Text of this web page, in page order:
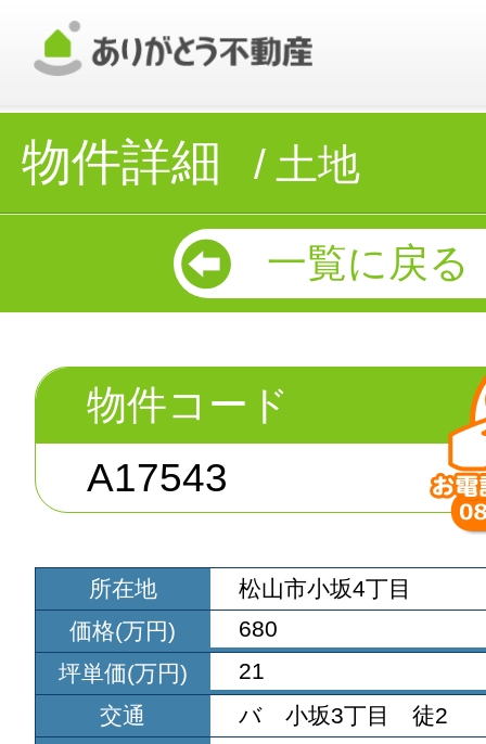
物件詳細 土地
一覧に戻る
物件コード
A17543
所在地
松山市小坂4丁目
価格(万円)
680
坪単価(万円)
21
交通
バ 小坂3丁目 徒2